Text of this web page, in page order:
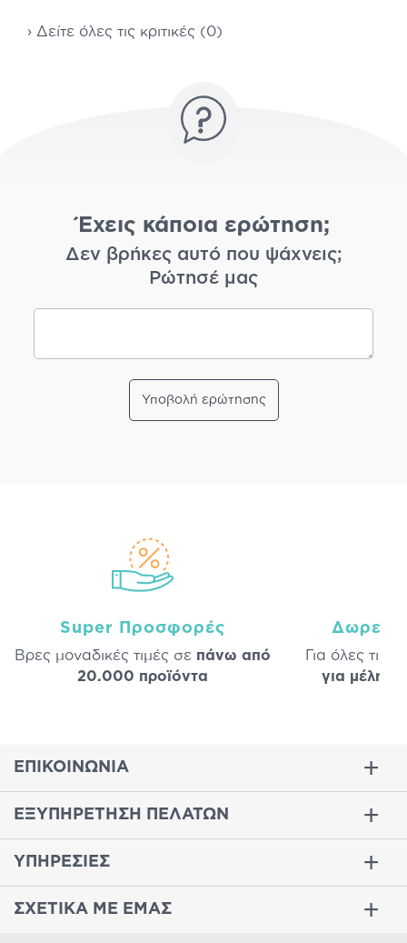
› Δείτε όλες τις κριτικές (0)
Έχεις κάποια ερώτηση;
Δεν βρήκες αυτό που ψάχνεις;
Ρώτησέ μας
Υποβολή ερώτησης
Super Προσφορές
Βρες μοναδικές τιμές σε πάνω από
20.000 προϊόντα
Δωρεάν
Για όλες τις
για μέλη
ΕΠΙΚΟΙΝΩΝΙΑ
ΕΞΥΠΗΡΕΤΗΣΗ ΠΕΛΑΤΩΝ
ΥΠΗΡΕΣΙΕΣ
ΣΧΕΤΙΚΑ ΜΕ ΕΜΑΣ